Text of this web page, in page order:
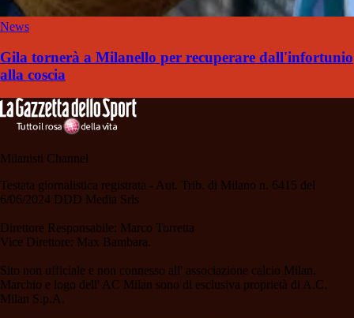
News
Gila tornerà a Milanello per recuperare dall'infortunio
alla coscia
Milanisti Channel
Testata giornalistica registrata - Aut. Trib. di Milano n. 6415 del
6/06/2024 DDD Media Srls
Direttore Responsabile: Marco Torretta
Vice Direttore: Max Bambara.
Sito non ufficiale e non connesso all' associazione calcio Milan.
Marchio e logo dell' AC Milan sono di esclusiva proprietà di A.C.
Milan S.p.A.